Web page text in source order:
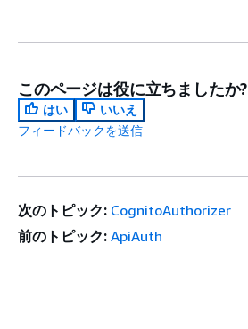
このページは役に立ちましたか?
はい
いいえ
フィードバックを送信
次のトピック: CognitoAuthorizer
前のトピック: ApiAuth